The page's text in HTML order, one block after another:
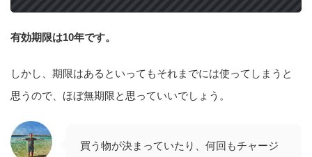
有効期限は10年です。
しかし、期限はあるといってもそれまでには使ってしまうと
思うので、ほぼ無期限と思っていいでしょう。
買う物が決まっていたり、何回もチャージ